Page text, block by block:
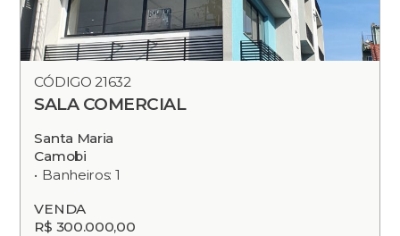
CÓDIGO 21632
SALA COMERCIAL
Santa Maria
Camobi
Banheiros: 1
VENDA
R$ 300.000,00